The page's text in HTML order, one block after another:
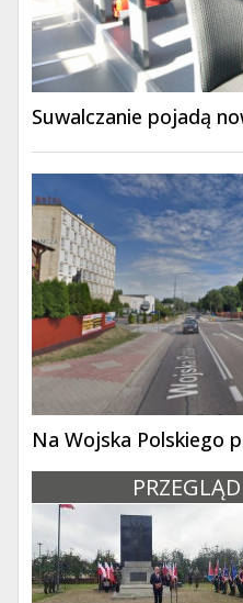
Suwalczanie pojadą
Na Wojska Polskiego